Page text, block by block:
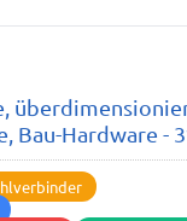
Bau-Hardware -